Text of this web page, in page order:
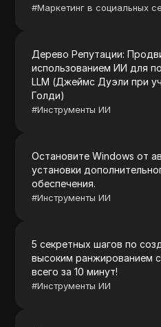
#Маркетинг в социальных
Дерево Репутации:
использованием ИИ для
LLM (Джеймс Дуэли при
Голди)
#Инструменты ИИ
Остановите Windows от
установки
обеспечения.
#Инструменты ИИ
5 секретных шагов по
высоким ранжированием
всего за 10 минут!
#Инструменты ИИ